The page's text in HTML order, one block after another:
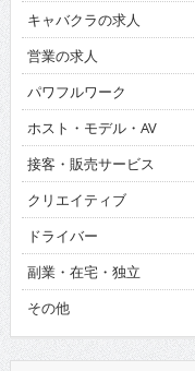
キャバクラの求人
営業の求人
パワフルワーク
ホスト・モデル・AV
接客・販売サービス
クリエイティブ
ドライバー
副業・在宅・独立
その他